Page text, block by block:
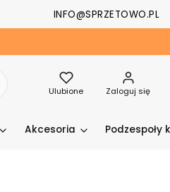
INFO@SPRZETOWO.PL
Ulubione Zaloguj się
Akcesoria Podzespoły